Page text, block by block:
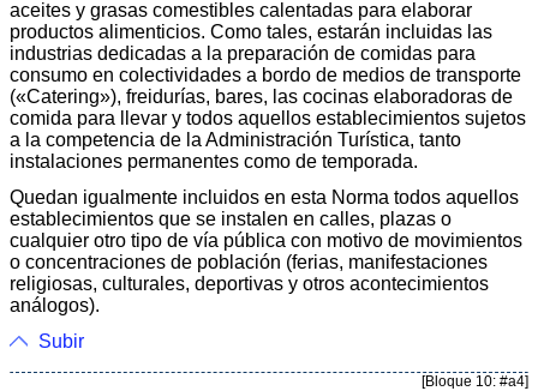
aceites y grasas comestibles calentadas para elaborar
productos alimenticios. Como tales, estarán incluidas las
industrias dedicadas a la preparación de comidas para
consumo en colectividades a bordo de medios de transporte
(«Catering»), freidurías, bares, las cocinas elaboradoras de
comida para llevar y todos aquellos establecimientos sujetos
a la competencia de la Administración Turística, tanto
instalaciones permanentes como de temporada.
Quedan igualmente incluidos en esta Norma todos aquellos
establecimientos que se instalen en calles, plazas o
cualquier otro tipo de vía pública con motivo de movimientos
o concentraciones de población (ferias, manifestaciones
religiosas, culturales, deportivas y otros acontecimientos
análogos).
Subir
[Bloque 10: #a4]